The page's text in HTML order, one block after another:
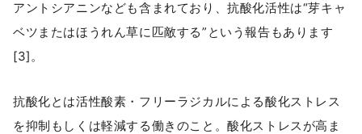
アントシアニンなども含まれており、抗酸化活性は“芽キャ
ベツまたはほうれん草に匹敵する”という報告もあります
[3]。
抗酸化とは活性酸素・フリーラジカルによる酸化ストレス
を抑制もしくは軽減する働きのこと。酸化ストレスが高ま